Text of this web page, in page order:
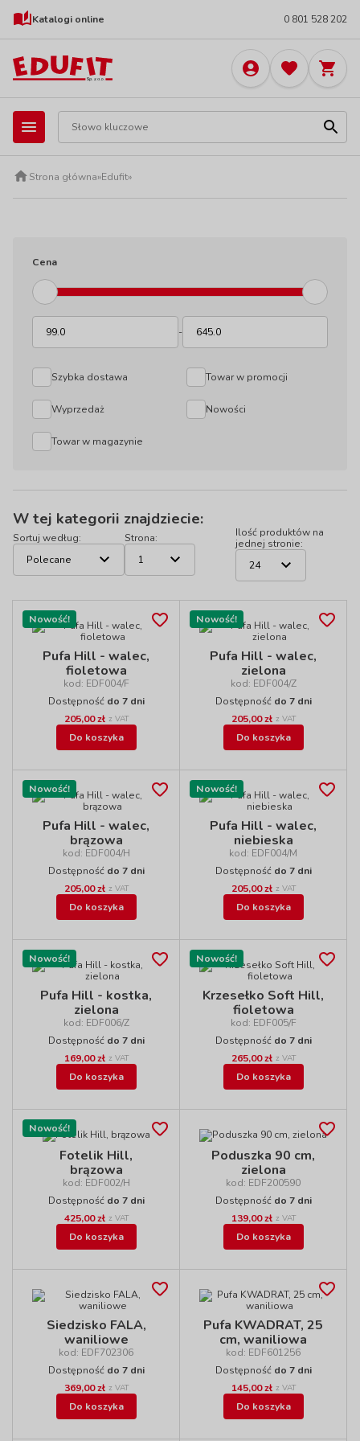
Katalogi online 0 801 528 202
Strona główna»Edufit»
Cena
-
Szybka dostawa Towar w promocji
Wyprzedaż Nowości
Towar w magazynie
W tej kategorii znajdziecie:
Sortuj według: Strona:
Ilość produktów na
jednej stronie:
Nowość!
Pufa Hill - walec,
fioletowa
kod: EDF004/F
Dostępność do 7 dni
205,00 zł z VAT
Do koszyka
Nowość!
Pufa Hill - walec,
zielona
kod: EDF004/Z
Dostępność do 7 dni
205,00 zł z VAT
Do koszyka
Nowość!
Pufa Hill - walec,
brązowa
kod: EDF004/H
Dostępność do 7 dni
205,00 zł z VAT
Do koszyka
Nowość!
Pufa Hill - walec,
niebieska
kod: EDF004/M
Dostępność do 7 dni
205,00 zł z VAT
Do koszyka
Nowość!
Pufa Hill - kostka,
zielona
kod: EDF006/Z
Dostępność do 7 dni
169,00 zł z VAT
Do koszyka
Nowość!
Krzesełko Soft Hill,
fioletowa
kod: EDF005/F
Dostępność do 7 dni
265,00 zł z VAT
Do koszyka
Nowość!
Fotelik Hill,
brązowa
kod: EDF002/H
Dostępność do 7 dni
425,00 zł z VAT
Do koszyka
Poduszka 90 cm,
zielona
kod: EDF200590
Dostępność do 7 dni
139,00 zł z VAT
Do koszyka
Siedzisko FALA,
waniliowe
kod: EDF702306
Dostępność do 7 dni
369,00 zł z VAT
Do koszyka
Pufa KWADRAT, 25
cm, waniliowa
kod: EDF601256
Dostępność do 7 dni
145,00 zł z VAT
Do koszyka